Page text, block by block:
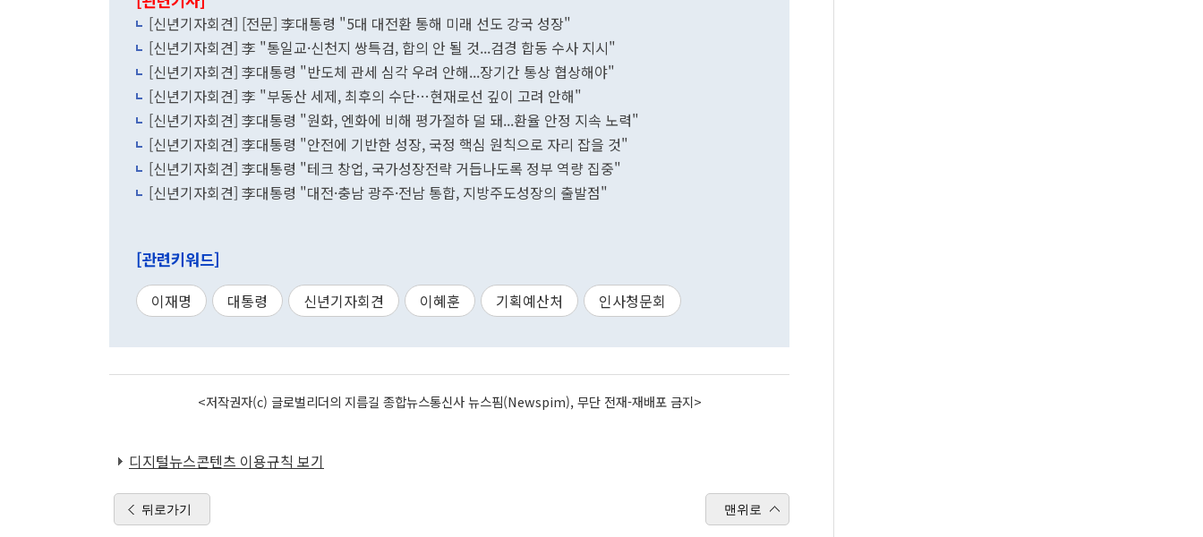
[신년기자회견] [전문] 李대통령 "5대 대전환 통해 미래 선도 강국 성장"
[신년기자회견] 李 "통일교·신천지 쌍특검, 합의 안 될 것...검경 합동 수사 지시"
[신년기자회견] 李대통령 "반도체 관세 심각 우려 안해...장기간 통상 협상해야"
[신년기자회견] 李 "부동산 세제, 최후의 수단…현재로선 깊이 고려 안해"
[신년기자회견] 李대통령 "원화, 엔화에 비해 평가절하 덜 돼...환율 안정 지속 노력"
[신년기자회견] 李대통령 "안전에 기반한 성장, 국정 핵심 원칙으로 자리 잡을 것"
[신년기자회견] 李대통령 "테크 창업, 국가성장전략 거듭나도록 정부 역량 집중"
[신년기자회견] 李대통령 "대전·충남 광주·전남 통합, 지방주도성장의 출발점"
[관련키워드]
이재명 대통령 신년기자회견 이혜훈 기획예산처 인사청문회
<저작권자(c) 글로벌리더의 지름길 종합뉴스통신사 뉴스핌(Newspim), 무단 전재-재배포 금지>
디지털뉴스콘텐츠 이용규칙 보기
뒤로가기 맨위로